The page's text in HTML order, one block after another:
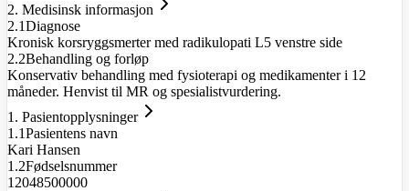
2. Medisinsk informasjon
2.1Diagnose
Kronisk korsryggsmerter med radikulopati L5 venstre side
2.2Behandling og forløp
Konservativ behandling med fysioterapi og medikamenter i 12
måneder. Henvist til MR og spesialistvurdering.
1. Pasientopplysninger
1.1Pasientens navn
Kari Hansen
1.2Fødselsnummer
12048500000